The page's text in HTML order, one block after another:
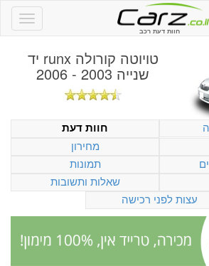
חוות דעת רכב
טויוטה קורולה runx יד
שנייה 2003 - 2006
חוות דעת
מחירון
תמונות
שאלות ותשובות
עצות לפני רכישה